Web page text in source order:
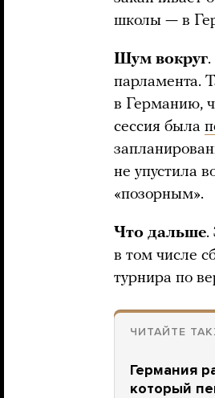
школы — в
Шум вокруг
парламента.
в Германию,
сессия была
не упустила
«позорным».
Что дальше.
в том числе
турнира по
ЧИТАЙТЕ
Германия
который